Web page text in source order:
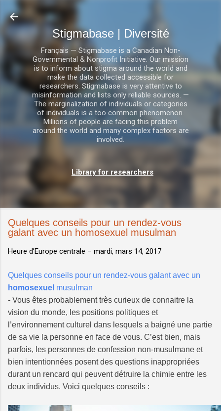
Stigmabase | Diversité
Français — Stigmabase is a Canadian Non-
Governmental & Nonprofit Initiative. Our mission
is to inform about stigma around the world and
make the data collected accessible for
researchers. Stigmabase is very attentive to
misinformation and lists only reliable sources. —
The marginalization of individuals or categories
of individuals is a too common phenomenon.
Millions of people are facing this problem
around the world and many complex factors are
involved.
Library for researchers
Quelques conseils pour un rendez-vous
galant avec un homosexuel musulman
Heure d’Europe centrale – mardi, mars 14, 2017
Quelques conseils pour un rendez-vous galant avec un
homosexuel musulman
- Vous êtes probablement très curieux de connaitre la
vision du monde, les positions politiques et
l’environnement culturel dans lesquels a baigné une partie
de sa vie la personne en face de vous. C’est bien, mais
parfois, les personnes de confession non-musulmane et
bien intentionnées posent des questions inappropriées
durant un rencard qui peuvent détruire la chimie entre les
deux individus. Voici quelques conseils :